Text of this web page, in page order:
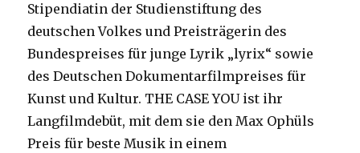
Stipendiatin der Studienstiftung des
deutschen Volkes und Preisträgerin des
Bundespreises für junge Lyrik „lyrix“ sowie
des Deutschen Dokumentarfilmpreises für
Kunst und Kultur. THE CASE YOU ist ihr
Langfilmdebüt, mit dem sie den Max Ophüls
Preis für beste Musik in einem